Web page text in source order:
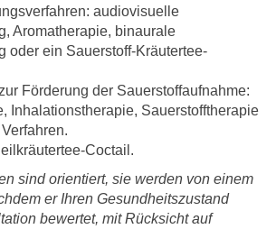
audiovisuelle
Aromatherapie, binaurale
oder ein Sauerstoff-Kräutertee-
Förderung der Sauerstoffaufnahme:
Inhalationstherapie, Sauerstofftherapie
Coctail.
sind orientiert, sie werden von einem
er Ihren Gesundheitszustand
bewertet, mit Rücksicht auf